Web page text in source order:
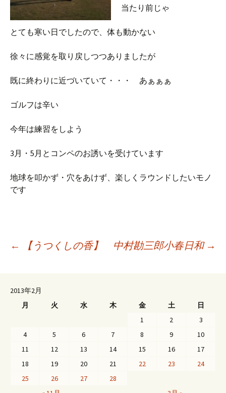
当たり前じゃ
とても寒い日でしたので、体も動かない
徐々に感覚を取り戻しつつありましたが
既に終わりに近づいていて・・・ あぁぁぁ
ゴルフは辛い
今年は練習をしよう
3月・5月とコンペのお誘いを受けています
地球を叩かず・穴をあけず、楽しくラウンドしたいモノ
です
投
稿
ナ
ビ
ゲ
← 【うつくしの香】 中村勘三郎小春日和 →
2013年2月
月
火 水 木 金 土
日
1
2
3
4
5 6 7 8 9
10
11
12 13 14 15 16
17
18
19 20 21 22 23
24
25
26 27
28